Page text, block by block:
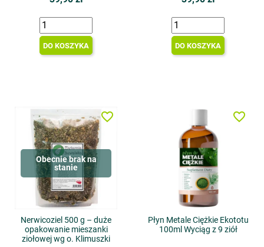
DO KOSZYKA DO KOSZYKA
Obecnie brak na
stanie
Nerwicoziel 500 g – duże
opakowanie mieszanki
ziołowej wg o. Klimuszki
favorite_border
Płyn Metale Ciężkie Ekototu
100ml Wyciąg z 9 ziół
favorite_border